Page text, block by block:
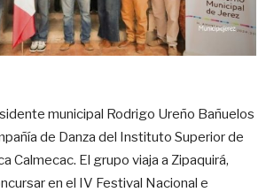
municipal Rodrigo Ureño Bañuelos
de Danza del Instituto Superior de
Calmecac. El grupo viaja a Zipaquirá,
en el IV Festival Nacional e